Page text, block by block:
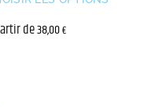
de38,00€